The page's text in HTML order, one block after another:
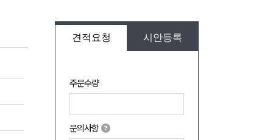
견적요청 시안등록
주문수량
문의사항